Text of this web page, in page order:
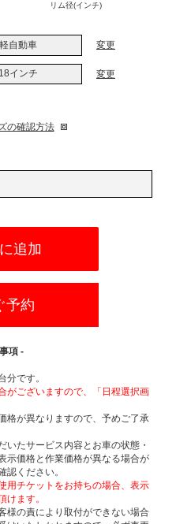
リム径(インチ)
軽自動車 変更
18インチ 変更
の確認方法
追加
予約
項 -
分です。
がございますので、「日程選択画
格が異なりますので、予めご了承
たサービス内容とお車の状態・
示価格と作業価格が異なる場合が
認ください。
用チケットをお持ちの場合、表示
けます。
様の責により取付ができない場合